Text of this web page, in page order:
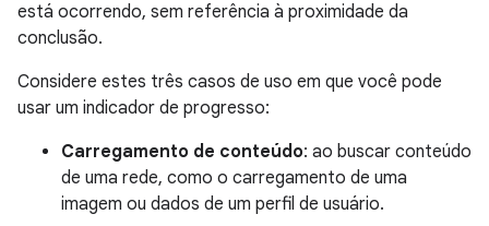
está ocorrendo, sem referência à proximidade da
conclusão.
Considere estes três casos de uso em que você pode
usar um indicador de progresso:
Carregamento de conteúdo: ao buscar conteúdo
de uma rede, como o carregamento de uma
imagem ou dados de um perfil de usuário.